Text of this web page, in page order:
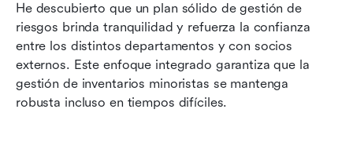
He descubierto que un plan sólido de gestión de
riesgos brinda tranquilidad y refuerza la confianza
entre los distintos departamentos y con socios
externos. Este enfoque integrado garantiza que la
gestión de inventarios minoristas se mantenga
robusta incluso en tiempos difíciles.